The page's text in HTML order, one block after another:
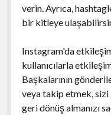
verin. Ayrıca,
bir kitleye
Instagram'da
kullanıcılarla
Başkalarının
veya takip etmek,
geri dönüş almanızı